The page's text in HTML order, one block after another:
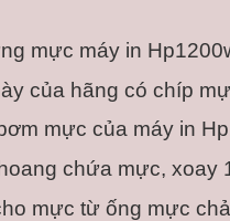
mực máy in
của hãng có chíp
mực của máy in
chứa mực, xoay
mực từ ống mực